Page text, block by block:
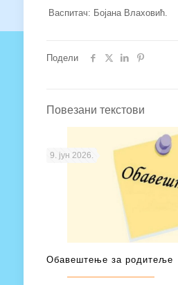
Васпитач: Бојана Влаховић.
Подели
Повезани текстови
9. јун 2026.
Обавештење за родитеље